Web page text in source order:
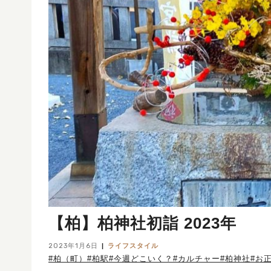
【柏】柏神社初詣 2023年
2023年1月6日 ライフスタイル
#柏（町） #柏駅#今週どこいく？ #カルチャー#柏神社#お